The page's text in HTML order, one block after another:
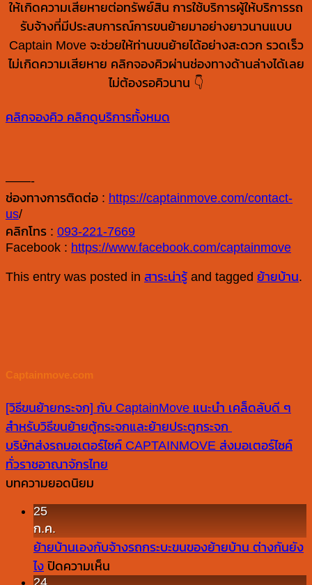
ให้เกิดความเสียหายต่อทรัพย์สิน การใช้บริการผู้ให้บริการรถ
รับจ้างที่มีประสบการณ์การขนย้ายมาอย่างยาวนานแบบ
Captain Move จะช่วยให้ท่านขนย้ายได้อย่างสะดวก รวดเร็ว
ไม่เกิดความเสียหาย คลิกจองคิวผ่านช่องทางด้านล่างได้เลย
ไม่ต้องรอคิวนาน 👇
คลิกจองคิว คลิกดูบริการทั้งหมด
——-
ช่องทางการติดต่อ : https://captainmove.com/contact-
us/
คลิกโทร : 093-221-7669
Facebook : https://www.facebook.com/captainmove
This entry was posted in สาระน่ารู้ and tagged ย้ายบ้าน.
Captainmove.com
[วิธีขนย้ายกระจก] กับ CaptainMove แนะนำ เคล็ดลับดี ๆ
สำหรับวิธีขนย้ายตู้กระจกและย้ายประตูกระจก
บริษัทส่งรถมอเตอร์ไซค์ CAPTAINMOVE ส่งมอเตอร์ไซค์
ทั่วราชอาณาจักรไทย
บทความยอดนิยม
25
ก.ค.
ย้ายบ้านเองกับจ้างรถกระบะขนของย้ายบ้าน ต่างกันยัง
ไง ปิดความเห็น